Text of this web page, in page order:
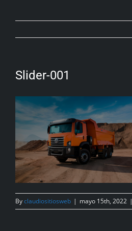
Slider-001
Byclaudiositiosweb | mayo 15th, 2022 |